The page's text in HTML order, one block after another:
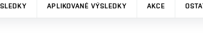
APLIKOVANÉ VÝSLEDKY AKCE